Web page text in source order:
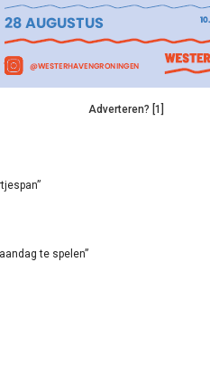
Adverteren? [1]
te spelen”